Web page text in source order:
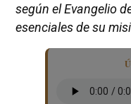
según el Evangelio
esenciales de su